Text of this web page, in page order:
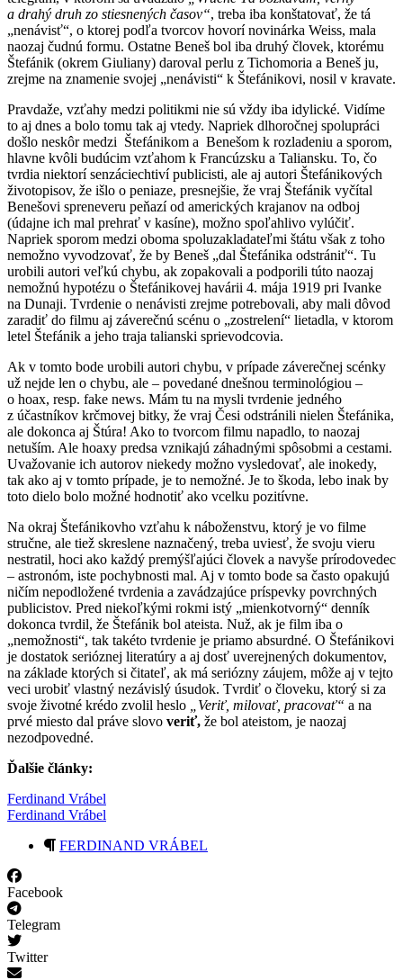
a drahý druh zo stiesnených časov“, treba iba konštatovať, že tá
„nenávisť“, o ktorej podľa tvorcov hovorí novinárka Weiss, mala
naozaj čudnú formu. Ostatne Beneš bol iba druhý človek, ktorému
Štefánik (okrem Giuliany) daroval perlu z Tichomoria a Beneš ju,
zrejme na znamenie svojej „nenávisti“ k Štefánikovi, nosil v kravate.
Pravdaže, vzťahy medzi politikmi nie sú vždy iba idylické. Vidíme
to aj dnes a bolo tomu tak aj vtedy. Napriek dlhoročnej spolupráci
došlo neskôr medzi Štefánikom a Benešom k rozladeniu a sporom,
hlavne kvôli budúcim vzťahom k Francúzsku a Taliansku. To, čo
tvrdia niektorí senzáciechtiví publicisti, ale aj autori Štefánikových
životopisov, že išlo o peniaze, presnejšie, že vraj Štefánik vyčítal
Benešovi spreneveru peňazí od amerických krajanov na odboj
(údajne ich mal prehrať v kasíne), možno spoľahlivo vylúčiť.
Napriek sporom medzi oboma spoluzakladateľmi štátu však z toho
nemožno vyvodzovať, že by Beneš „dal Štefánika odstrániť“. Tu
urobili autori veľkú chybu, ak zopakovali a podporili túto naozaj
nemožnú hypotézu o Štefánikovej havárii 4. mája 1919 pri Ivanke
na Dunaji. Tvrdenie o nenávisti zrejme potrebovali, aby mali dôvod
zaradiť do filmu aj záverečnú scénu o „zostrelení“ lietadla, v ktorom
letel Štefánik a jeho traja talianski sprievodcovia.
Ak v tomto bode urobili autori chybu, v prípade záverečnej scénky
už nejde len o chybu, ale – povedané dnešnou terminológiou –
o hoax, resp. fake news. Mám tu na mysli tvrdenie jedného
z účastníkov krčmovej bitky, že vraj Česi odstránili nielen Štefánika,
ale dokonca aj Štúra! Ako to tvorcom filmu napadlo, to naozaj
netuším. Ale hoaxy predsa vznikajú záhadnými spôsobmi a cestami.
Uvažovanie ich autorov niekedy možno vysledovať, ale inokedy,
tak ako aj v tomto prípade, je to nemožné. Je to škoda, lebo inak by
toto dielo bolo možné hodnotiť ako vcelku pozitívne.
Na okraj Štefánikovho vzťahu k náboženstvu, ktorý je vo filme
stručne, ale tiež skreslene naznačený, treba uviesť, že svoju vieru
nestratil, hoci ako každý premýšľajúci človek a navyše prírodovedec
– astronóm, iste pochybnosti mal. Aj v tomto bode sa často opakujú
ničím nepodložené tvrdenia a zavádzajúce príspevky povrchných
publicistov. Pred niekoľkými rokmi istý „mienkotvorný“ denník
dokonca tvrdil, že Štefánik bol ateista. Nuž, ak je film iba o
„nemožnosti“, tak takéto tvrdenie je priamo absurdné. O Štefánikovi
je dostatok serióznej literatúry a aj dosť uverejnených dokumentov,
na základe ktorých si čitateľ, ak má seriózny záujem, môže aj v tejto
veci urobiť vlastný nezávislý úsudok. Tvrdiť o človeku, ktorý si za
svoje životné krédo zvolil heslo
„Veriť, milovať, pracovať“ a na
prvé miesto dal práve slovo veriť, že bol ateistom, je naozaj
nezodpovedné.
Ďalšie články:
Ferdinand Vrábel
Ferdinand Vrábel
FERDINAND VRÁBEL
Facebook
Telegram
Twitter